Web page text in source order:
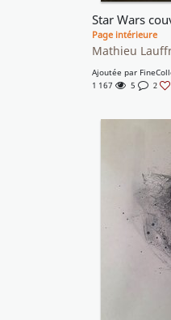
Page intérieure
Mathieu
Ajoutée par
1 167
5 2